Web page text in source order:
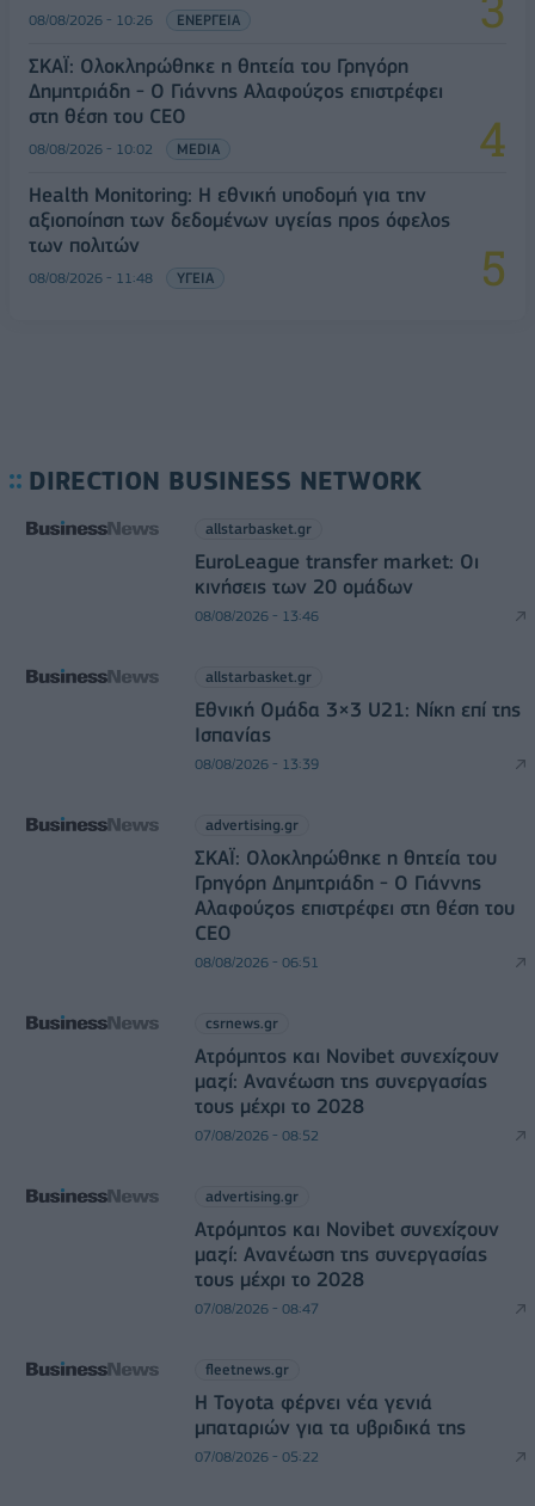
08/08/2026 - 10:26 ΕΝΕΡΓΕΙΑ
ΣΚΑΪ: Ολοκληρώθηκε η θητεία του Γρηγόρη
Δημητριάδη - Ο Γιάννης Αλαφούζος επιστρέφει
στη θέση του CEO
08/08/2026 - 10:02 MEDIA
Health Monitoring: Η εθνική υποδομή για την
αξιοποίηση των δεδομένων υγείας προς όφελος
των πολιτών
08/08/2026 - 11:48 ΥΓΕΙΑ
DIRECTION BUSINESS NETWORK
allstarbasket.gr
EuroLeague transfer market: Οι
κινήσεις των 20 ομάδων
08/08/2026 - 13:46
allstarbasket.gr
Εθνική Ομάδα 3×3 U21: Νίκη επί της
Ισπανίας
08/08/2026 - 13:39
advertising.gr
ΣΚΑΪ: Ολοκληρώθηκε η θητεία του
Γρηγόρη Δημητριάδη - Ο Γιάννης
Αλαφούζος επιστρέφει στη θέση του
CEO
08/08/2026 - 06:51
csrnews.gr
Ατρόμητος και Novibet συνεχίζουν
μαζί: Ανανέωση της συνεργασίας
τους μέχρι το 2028
07/08/2026 - 08:52
advertising.gr
Ατρόμητος και Novibet συνεχίζουν
μαζί: Ανανέωση της συνεργασίας
τους μέχρι το 2028
07/08/2026 - 08:47
fleetnews.gr
Η Toyota φέρνει νέα γενιά
μπαταριών για τα υβριδικά της
07/08/2026 - 05:22